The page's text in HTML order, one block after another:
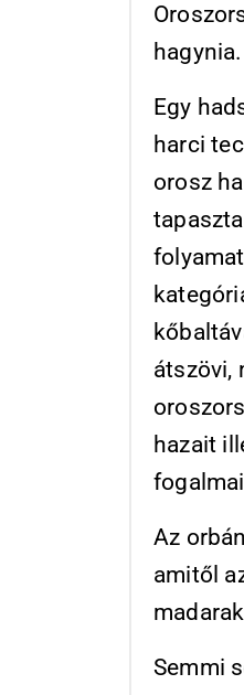
hagynia.
Egy
harci
orosz
átszövi,
hazait
Az
amitől
Semmi